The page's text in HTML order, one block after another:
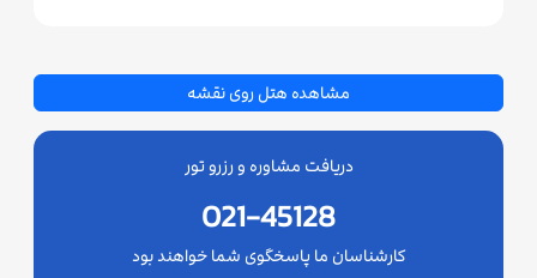
مشاهده هتل روی نقشه
دریافت مشاوره و رزرو تور
021-45128
کارشناسان ما پاسخگوی شما خواهند بود